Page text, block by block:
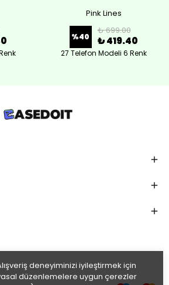
deneyiminizi iyileştirmek için
düzenlemelere uygun çerezler
Pink Lines
%40
₺ 699.00
₺ 419.40
27 Telefon Modeli 6 Renk